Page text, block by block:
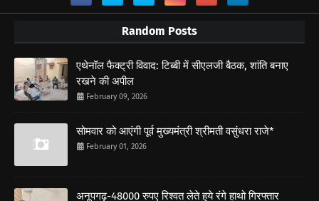
Random Posts
एथेनॉल फैक्ट्री विवाद: टिब्बी में सीएलजी बैठक, शांति बनाए
रखने की अपील
February 09, 2026
सोमवार को आएंगी पूर्व मुख्यमंत्री श्रीमती वसुंधरा राजे*
February 01, 2026
अनूपगढ़-48000 रुपए रिश्वत लेते हुये रंगे हाथो गिरफ्तार